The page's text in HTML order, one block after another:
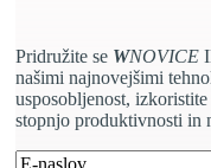
Pridružite se WNOVICE
našimi najnovejšimi
usposobljenost,
stopnjo produktivnosti in
Prosimo, pustite to polje